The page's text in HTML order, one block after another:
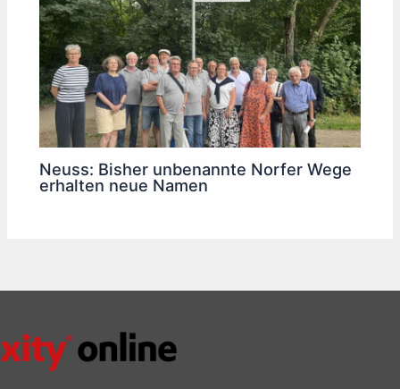
Neuss: Bisher unbenannte Norfer Wege
erhalten neue Namen